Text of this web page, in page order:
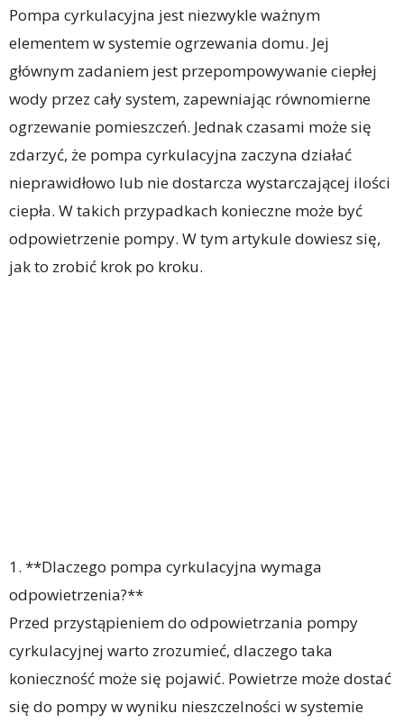
Pompa cyrkulacyjna jest niezwykle ważnym
elementem w systemie ogrzewania domu. Jej
głównym zadaniem jest przepompowywanie ciepłej
wody przez cały system, zapewniając równomierne
ogrzewanie pomieszczeń. Jednak czasami może się
zdarzyć, że pompa cyrkulacyjna zaczyna działać
nieprawidłowo lub nie dostarcza wystarczającej ilości
ciepła. W takich przypadkach konieczne może być
odpowietrzenie pompy. W tym artykule dowiesz się,
jak to zrobić krok po kroku.
1. **Dlaczego pompa cyrkulacyjna wymaga
odpowietrzenia?**
Przed przystąpieniem do odpowietrzania pompy
cyrkulacyjnej warto zrozumieć, dlaczego taka
konieczność może się pojawić. Powietrze może dostać
się do pompy w wyniku nieszczelności w systemie